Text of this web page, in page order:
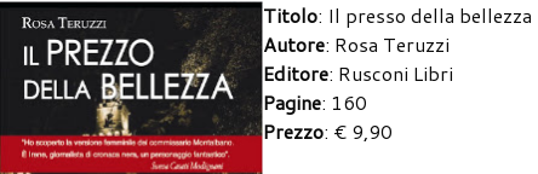
Titolo: Il presso della bellezza
Autore: Rosa Teruzzi
Editore: Rusconi Libri
Pagine: 160
Prezzo: € 9,90